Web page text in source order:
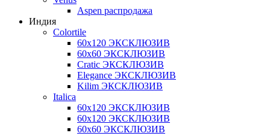
Aspen распродажа
Индия
Colortile
60х120 ЭКСКЛЮЗИВ
60х60 ЭКСКЛЮЗИВ
Cratic ЭКСКЛЮЗИВ
Elegance ЭКСКЛЮЗИВ
Kilim ЭКСКЛЮЗИВ
Italica
60х120 ЭКСКЛЮЗИВ
60х120 ЭКСКЛЮЗИВ
60х60 ЭКСКЛЮЗИВ